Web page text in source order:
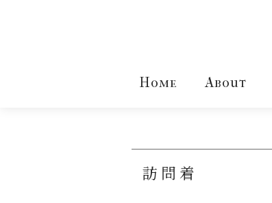
Home About
訪問着